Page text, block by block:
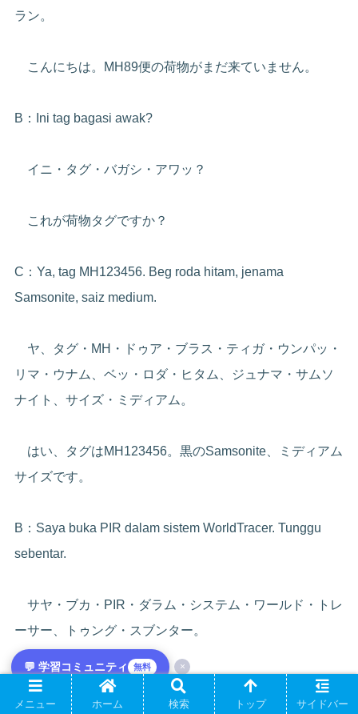
ラン。
こんにちは。MH89便の荷物がまだ来ていません。
B：Ini tag bagasi awak?
イニ・タグ・バガシ・アワッ？
これが荷物タグですか？
C：Ya, tag MH123456. Beg roda hitam, jenama
Samsonite, saiz medium.
ヤ、タグ・MH・ドゥア・ブラス・ティガ・ウンパッ・
リマ・ウナム、ベッ・ロダ・ヒタム、ジュナマ・サムソ
ナイト、サイズ・ミディアム。
はい、タグはMH123456。黒のSamsonite、ミディアム
サイズです。
B：Saya buka PIR dalam sistem WorldTracer. Tunggu
sebentar.
サヤ・ブカ・PIR・ダラム・システム・ワールド・トレ
ーサー、トゥング・スブンター。
WorldTracerでPIRを起票します。少々お待ちを。
💬 学習コミュニティ 無料 ×
メニュー ホーム 検索 トップ サイドバー